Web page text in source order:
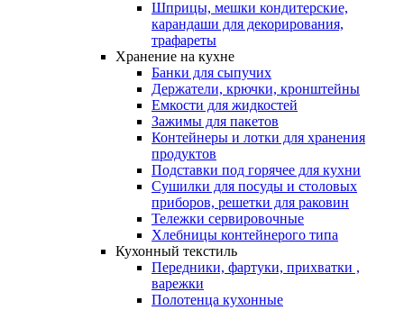
Шприцы, мешки кондитерские,
карандаши для декорирования,
трафареты
Хранение на кухне
Банки для сыпучих
Держатели, крючки, кронштейны
Емкости для жидкостей
Зажимы для пакетов
Контейнеры и лотки для хранения
продуктов
Подставки под горячее для кухни
Сушилки для посуды и столовых
приборов, решетки для раковин
Тележки сервировочные
Хлебницы контейнерого типа
Кухонный текстиль
Передники, фартуки, прихватки ,
варежки
Полотенца кухонные